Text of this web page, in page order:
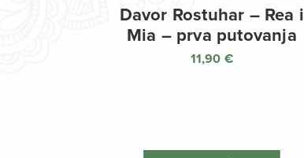
Davor Rostuhar – Rea i
Mia – prva putovanja
11,90 €